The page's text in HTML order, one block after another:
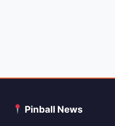
Pinball News